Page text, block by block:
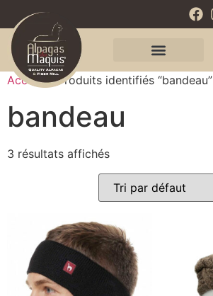
Accueil/ Produits identifiés “bandeau”
bandeau
3 résultats affichés